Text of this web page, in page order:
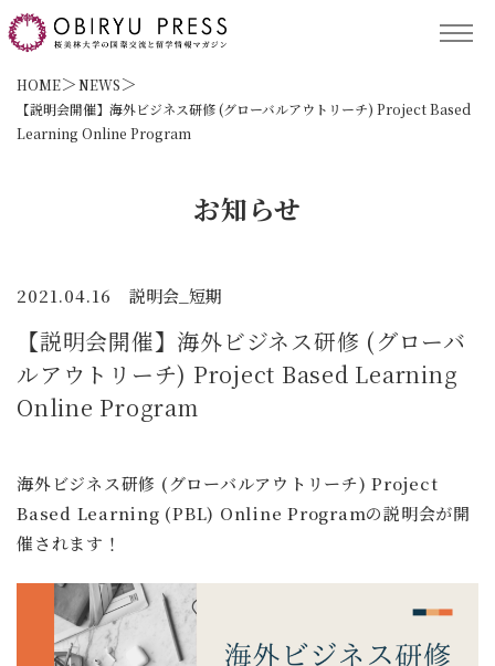
TOP
記事コンテンツ
留学プログラム
サポート
保護者の方へ
HOME
NEWS
【説明会開催】海外ビジネス研修 (グローバルアウトリーチ) Project Based
Learning Online Program
お知らせ
2021.04.16 説明会_短期
【説明会開催】海外ビジネス研修 (グローバ
ルアウトリーチ) Project Based Learning
Online Program
海外ビジネス研修 (グローバルアウトリーチ) Project
Based Learning (PBL) Online Programの説明会が開
催されます！